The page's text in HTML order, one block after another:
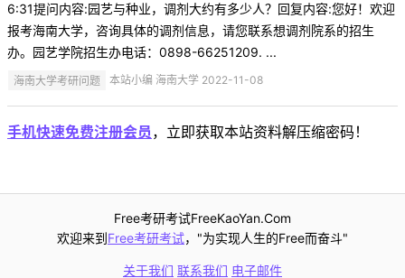
6:31提问内容:园艺与种业，调剂大约有多少人？回复内容:您好！欢迎
报考海南大学，咨询具体的调剂信息，请您联系想调剂院系的招生
办。园艺学院招生办电话：0898-66251209. ...
海南大学考研问题 本站小编 海南大学 2022-11-08
手机快速免费注册会员 ，立即获取本站资料解压缩密码！
Free考研考试FreeKaoYan.Com
欢迎来到Free考研考试，"为实现人生的Free而奋斗"
关于我们 联系我们 电子邮件